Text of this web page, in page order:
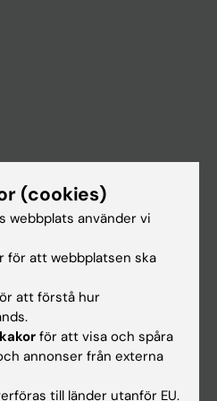
(cookies)
webbplats använder vi
för att webbplatsen ska
att förstå hur
för att visa och spåra
annonser från externa
till länder utanför EU.